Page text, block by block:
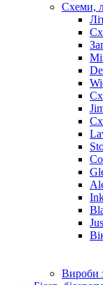
Схеми,
Вироби